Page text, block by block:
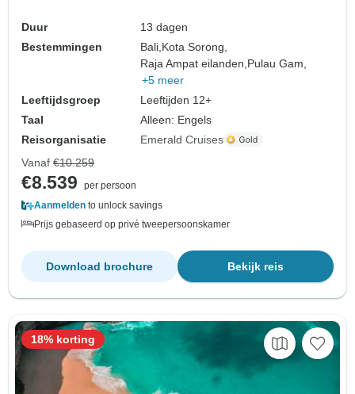
Duur
13 dagen
Bestemmingen
Bali, Kota Sorong,
Raja Ampat eilanden, Pulau Gam,
+5 meer
Leeftijdsgroep
Leeftijden 12+
Taal
Alleen: Engels
Reisorganisatie
Emerald Cruises
Vanaf €10.259
€8.539
per persoon
Aanmelden to unlock savings
Prijs gebaseerd op privé tweepersoonskamer
Bekijk reis
Download brochure
18% korting